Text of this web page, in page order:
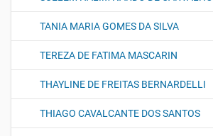
TANIA MARIA GOMES DA SILVA
TEREZA DE FATIMA MASCARIN
THAYLINE DE FREITAS BERNARDELLI
THIAGO CAVALCANTE DOS SANTOS